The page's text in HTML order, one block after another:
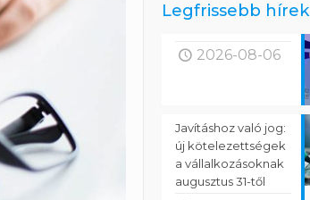
Legfrissebb hírek
2026-08-06
Javításhoz való jog:
új kötelezettségek
a vállalkozásoknak
augusztus 31-től